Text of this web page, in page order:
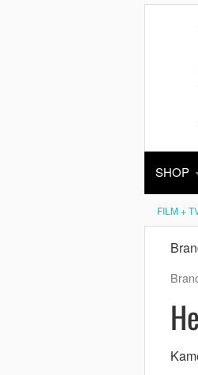
SHOP
FILM +